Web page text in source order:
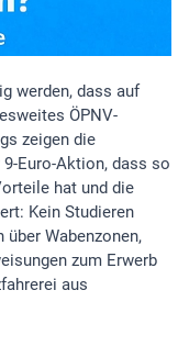
werden, dass auf
ÖPNV-
zeigen die
Euro-Aktion, dass so
hat und die
Kein Studieren
Wabenzonen,
zum Erwerb
aus